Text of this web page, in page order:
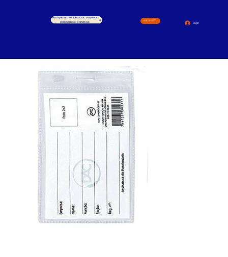
Busque um Produto, ex.: Arquivo,
cardernos, canetas
4000-1517
Login